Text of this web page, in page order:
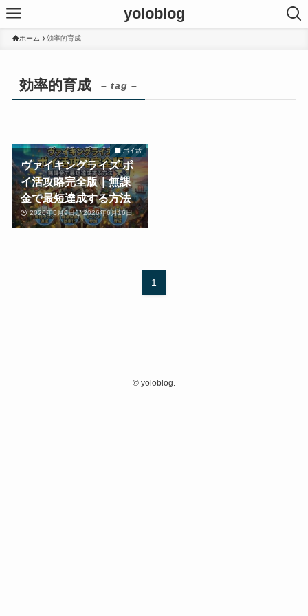
yoloblog
ホーム 効率的育成
効率的育成 – tag –
ポイ活
ヴァイキングライズ ポ
イ活攻略完全版｜無課
金で最短達成する方法
2026年5月9日 2026年6月16日
1
© yoloblog.